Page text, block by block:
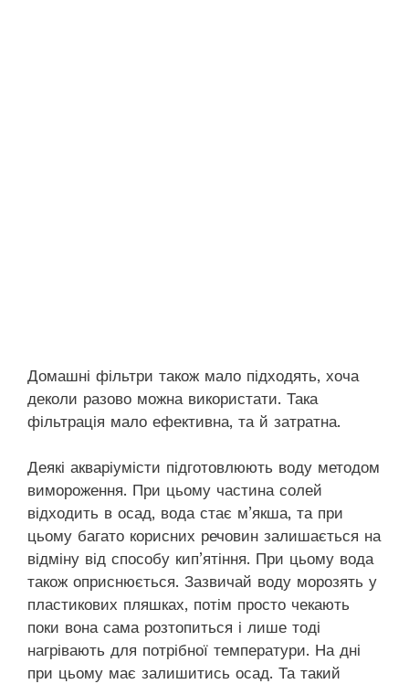
Домашні фільтри також мало підходять, хоча
деколи разово можна використати. Така
фільтрація мало ефективна, та й затратна.
Деякі акваріумісти підготовлюють воду методом
вимороження. При цьому частина солей
відходить в осад, вода стає м’якша, та при
цьому багато корисних речовин залишається на
відміну від способу кип’ятіння. При цьому вода
також оприснюється. Зазвичай воду морозять у
пластикових пляшках, потім просто чекають
поки вона сама розтопиться і лише тоді
нагрівають для потрібної температури. На дні
при цьому має залишитись осад. Та такий